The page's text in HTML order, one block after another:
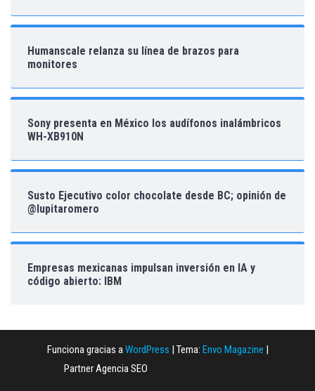
Humanscale relanza su línea de brazos para
monitores
Sony presenta en México los audífonos inalámbricos
WH-XB910N
Susto Ejecutivo color chocolate desde BC; opinión de
@lupitaromero
Empresas mexicanas impulsan inversión en IA y
código abierto: IBM
Funciona gracias aWordPress Tema: Envo Magazine
Partner Agencia SEO